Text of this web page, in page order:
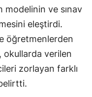
modelinin ve sınav
eleştirdi.
öğretmenlerden
okullarda verilen
zorlayan farklı